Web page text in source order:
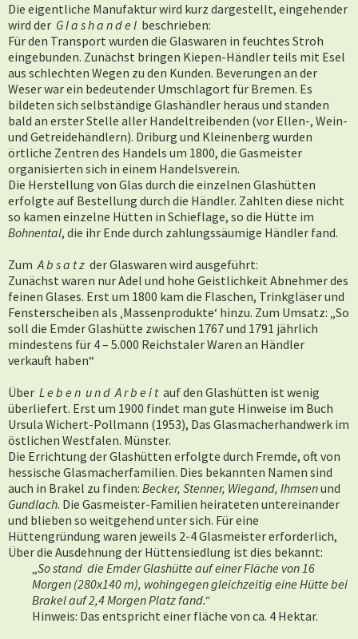
Die eigentliche Manufaktur wird kurz dargestellt, eingehender
wird der G l a s h a n d e l beschrieben:
Für den Transport wurden die Glaswaren in feuchtes Stroh
eingebunden. Zunächst bringen Kiepen-Händler teils mit Esel
aus schlechten Wegen zu den Kunden. Beverungen an der
Weser war ein bedeutender Umschlagort für Bremen. Es
bildeten sich selbständige Glashändler heraus und standen
bald an erster Stelle aller Handeltreibenden (vor Ellen-, Wein-
und Getreidehändlern). Driburg und Kleinenberg wurden
örtliche Zentren des Handels um 1800, die Gasmeister
organisierten sich in einem Handelsverein.
Die Herstellung von Glas durch die einzelnen Glashütten
erfolgte auf Bestellung durch die Händler. Zahlten diese nicht
so kamen einzelne Hütten in Schieflage, so die Hütte im
Bohnental, die ihr Ende durch zahlungssäumige Händler fand.
ZumA b s a t z der Glaswaren wird ausgeführt:
Zunächst waren nur Adel und hohe Geistlichkeit Abnehmer des
feinen Glases. Erst um 1800 kam die Flaschen, Trinkgläser und
Fensterscheiben als ‚Massenprodukte‘ hinzu. Zum Umsatz: „So
soll die Emder Glashütte zwischen 1767 und 1791 jährlich
mindestens für 4 – 5.000 Reichstaler Waren an Händler
verkauft haben“
Über L e b e n u n d A r b e i tauf den Glashütten ist wenig
überliefert. Erst um 1900 findet man gute Hinweise im Buch
Ursula Wichert-Pollmann (1953), Das Glasmacherhandwerk im
östlichen Westfalen. Münster.
Die Errichtung der Glashütten erfolgte durch Fremde, oft von
hessische Glasmacherfamilien. Dies bekannten Namen sind
auch in Brakel zu finden: Becker, Stenner, Wiegand, Ihmsenund
Gundlach. Die Gasmeister-Familien heirateten untereinander
und blieben so weitgehend unter sich. Für eine
Hüttengründung waren jeweils 2-4 Glasmeister erforderlich,
Über die Ausdehnung der Hüttensiedlung ist dies bekannt:
„So stand die Emder Glashütte auf einer Fläche von 16
Morgen (280x140 m), wohingegen gleichzeitig eine Hütte bei
Brakel auf 2,4 Morgen Platz fand.“
Hinweis: Das entspricht einer fläche von ca. 4 Hektar.